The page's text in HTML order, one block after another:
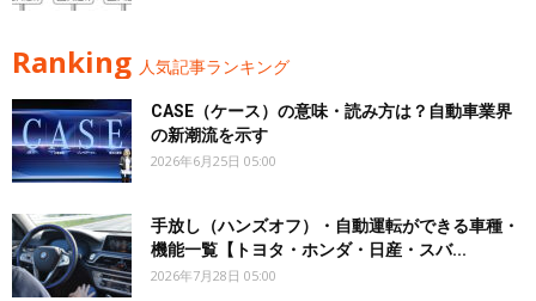
Ranking 人気記事ランキング
CASE（ケース）の意味・読み方は？自動車業界
の新潮流を示す
2026年6月25日 05:00
手放し（ハンズオフ）・自動運転ができる車種・
機能一覧【トヨタ・ホンダ・日産・スバ...
2026年7月28日 05:00